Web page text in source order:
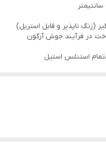
در فرآیند جوش آرگون
استنلس استیل